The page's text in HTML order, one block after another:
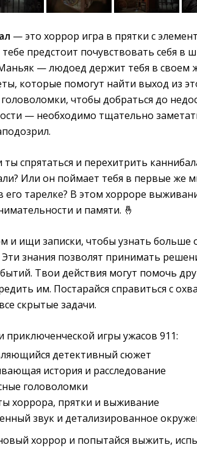
— это хоррор игра в прятки с
тебе предстоит почувствовать себя в
— людоед держит тебя в своем
которые помогут найти выход из
чтобы добраться до
— необходимо тщательно
спрятаться и перехитрить
Или он поймает тебя в первые же
его тарелке? В этом хорроре
и памяти. 🤞
и ищи записки, чтобы узнать больше
знания позволят принимать
Твои действия могут помочь
им. Постарайся справиться с
скрытые задачи.
приключенческой игры ужасов 911:
детективный сюжет
история и расследование
головоломки
хоррора, прятки и выживание
звук и детализированное
хоррор и попытайся выжить,